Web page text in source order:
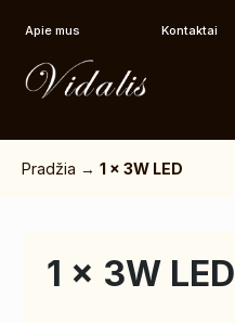
Apie mus Kontaktai
Pradžia →1 x 3W LED
1 x 3W LED